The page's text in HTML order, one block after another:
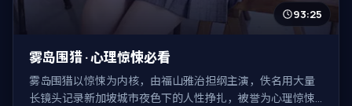
93:25
雾岛围猎 · 心理惊悚必看
雾岛围猎以惊悚为内核，由福山雅治担纲主演，佚名用大量
长镜头记录新加坡城市夜色下的人性挣扎，被誉为心理惊悚